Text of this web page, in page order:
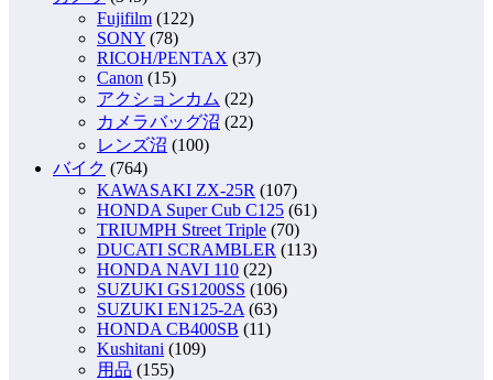
Fujifilm (122)
SONY (78)
RICOH/PENTAX (37)
Canon (15)
アクションカム (22)
カメラバッグ沼 (22)
レンズ沼 (100)
バイク (764)
KAWASAKI ZX-25R (107)
HONDA Super Cub C125 (61)
TRIUMPH Street Triple (70)
DUCATI SCRAMBLER (113)
HONDA NAVI 110 (22)
SUZUKI GS1200SS (106)
SUZUKI EN125-2A (63)
HONDA CB400SB (11)
Kushitani (109)
用品 (155)